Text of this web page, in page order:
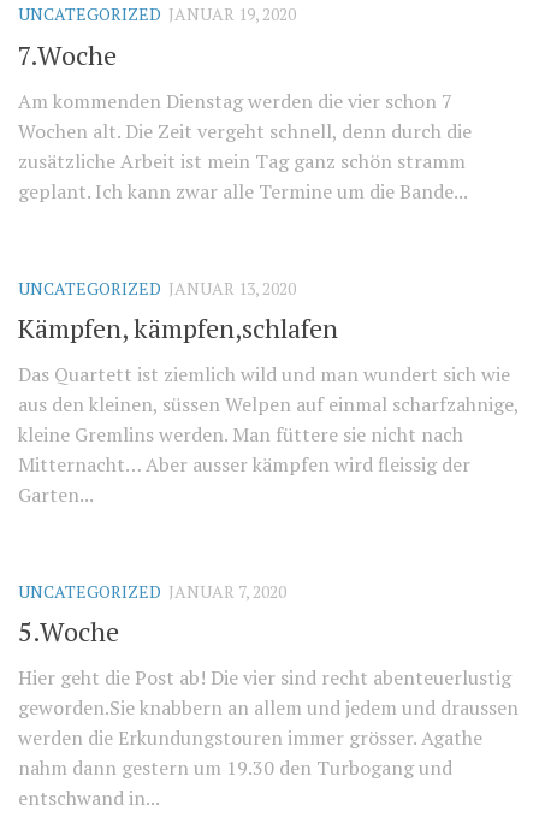
UNCATEGORIZED JANUAR 19, 2020
7.Woche
Am kommenden Dienstag werden die vier schon 7
Wochen alt. Die Zeit vergeht schnell, denn durch die
zusätzliche Arbeit ist mein Tag ganz schön stramm
geplant. Ich kann zwar alle Termine um die Bande...
UNCATEGORIZED JANUAR 13, 2020
Kämpfen, kämpfen,schlafen
Das Quartett ist ziemlich wild und man wundert sich wie
aus den kleinen, süssen Welpen auf einmal scharfzahnige,
kleine Gremlins werden. Man füttere sie nicht nach
Mitternacht… Aber ausser kämpfen wird fleissig der
Garten...
UNCATEGORIZED JANUAR 7, 2020
5.Woche
Hier geht die Post ab! Die vier sind recht abenteuerlustig
geworden.Sie knabbern an allem und jedem und draussen
werden die Erkundungstouren immer grösser. Agathe
nahm dann gestern um 19.30 den Turbogang und
entschwand in...